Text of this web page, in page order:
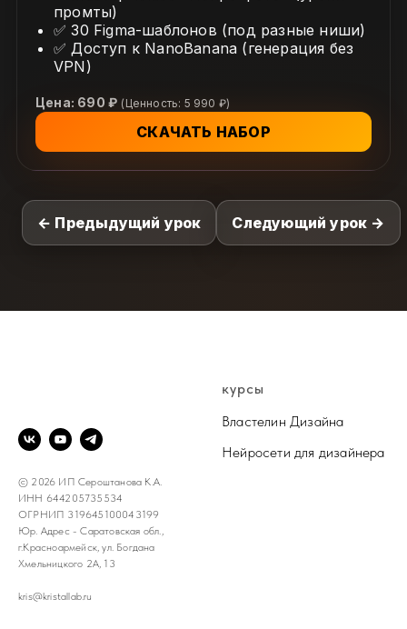
промты)
✅ 30 Figma-шаблонов (под разные ниши)
✅ Доступ к NanoBanana (генерация без
VPN)
Цена: 690 ₽ (Ценность: 5 990 ₽)
СКАЧАТЬ НАБОР
← Предыдущий урок Следующий урок →
© 2026 ИП Сероштанова К.А.
ИНН 644205735534
ОГРНИП 319645100043199
Юр. Адрес - Саратовская обл.,
г.Красноармейск, ул. Богдана
Хмельницкого 2А, 13
kris@kristallab.ru
курсы
Властелин Дизайна
Нейросети для дизайнера